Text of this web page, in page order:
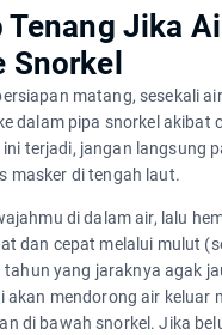
Tenang Jika
Snorkel
matang, sesekali
dalam pipa snorkel akibat
terjadi, jangan langsung
masker di tengah laut.
di dalam air, lalu
dan cepat melalui mulut
tahun yang jaraknya agak
akan mendorong air keluar
di bawah snorkel. Jika